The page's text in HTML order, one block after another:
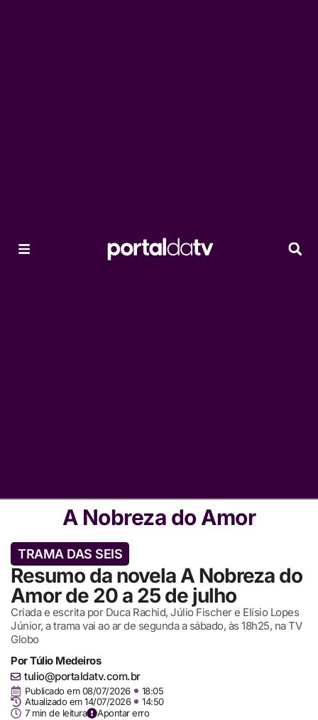
A Nobreza do Amor
TRAMA DAS SEIS
Resumo da novela A Nobreza do
Amor de 20 a 25 de julho
Criada e escrita por Duca Rachid, Júlio Fischer e Elísio Lopes
Júnior, a trama vai ao ar de segunda a sábado, às 18h25, na TV
Globo
PorTúlio Medeiros
tulio@portaldatv.com.br
Publicado em 08/07/2026
18:05
Atualizado em 14/07/2026
14:50
7 min de leitura
Apontar erro